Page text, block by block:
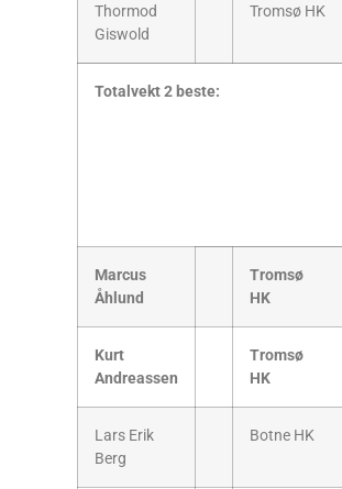
Thormod
Giswold
Tromsø HK
Totalvekt 2 beste:
Marcus
Åhlund
Tromsø
HK
Kurt
Andreassen
Tromsø
HK
Lars Erik
Berg
Botne HK